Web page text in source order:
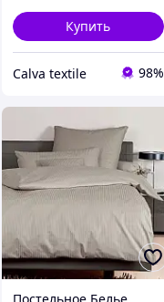
Купить
Calva textile 98%